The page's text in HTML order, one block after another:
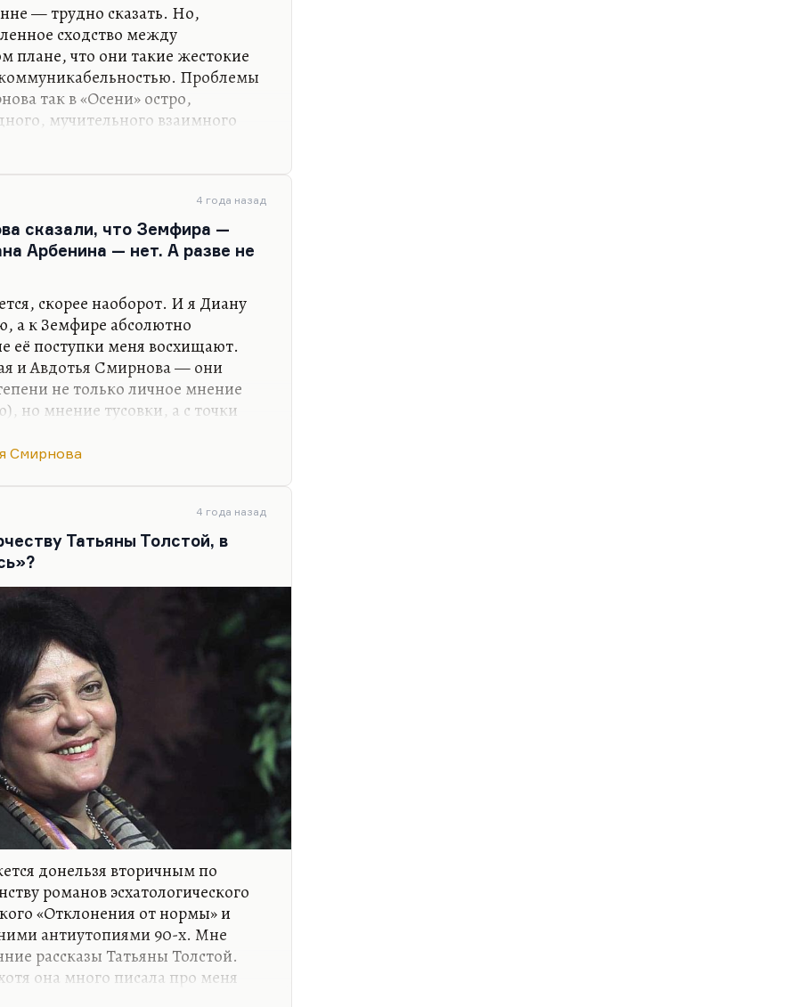
— трудно сказать. Но,
сходство между
что они такие жестокие
Проблемы
так в «Осени» остро,
мучительного взаимного
всего. Смирнов — да, он такой
книга сценариев, по-моему,
«Родненькие мои», которую он
свершением, или
никакой идеализации
4 года назад
сказали, что Земфира —
Арбенина — нет. А разве не
скорее наоборот. И я Диану
а к Земфире абсолютно
её поступки меня восхищают.
и Авдотья Смирнова — они
не только личное мнение
но мнение тусовки, а с точки
Потому что чем
чем он более эпатажен,
быть плохими. Диана Арбенина
у неё побольше. Она
дальневосточного вуза, языки
Смирнова
4 года назад
Татьяны Толстой, в
донельзя вторичным по
романов эсхатологического
«Отклонения от нормы» и
антиутопиями 90-х. Мне
рассказы Татьяны Толстой.
она много писала про меня